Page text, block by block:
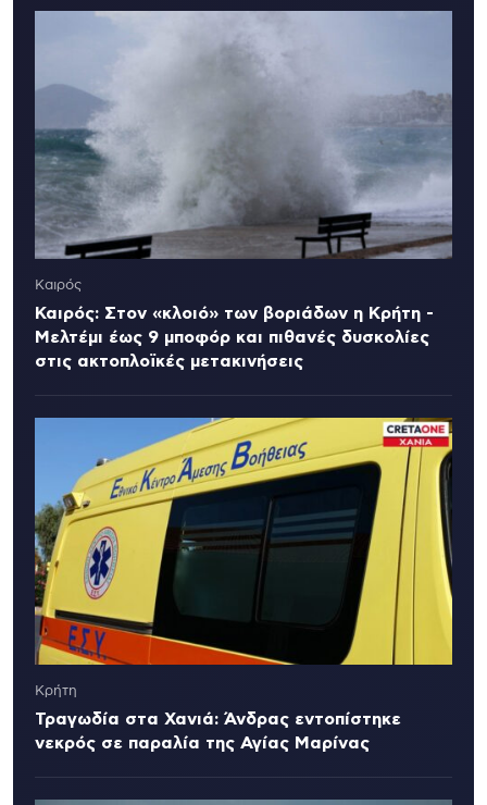
Καιρός
Καιρός: Στον «κλοιό» των βοριάδων η Κρήτη -
Μελτέμι έως 9 μποφόρ και πιθανές δυσκολίες
στις ακτοπλοϊκές μετακινήσεις
Κρήτη
Τραγωδία στα Χανιά: Άνδρας εντοπίστηκε
νεκρός σε παραλία της Αγίας Μαρίνας